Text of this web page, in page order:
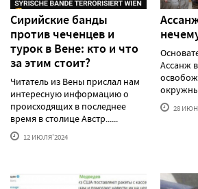
Сирийские банды
против чеченцев и
турок в Вене: кто и что
за этим стоит?
Читатель из Вены прислал нам
интересную информацию о
происходящих в последнее
время в столице Австр......
12 ИЮЛЯ'2024
Ассанж
28